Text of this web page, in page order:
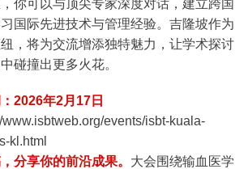
你可以与顶尖专家深度对话，建立跨国
国际先进技术与管理经验。吉隆坡作为
，将为交流增添独特魅力，让学术探讨
碰撞出更多火花。
2026年2月17日
www.isbtweb.org/events/isbt-kuala-
kl.html
分享你的前沿成果。 大会围绕输血医学